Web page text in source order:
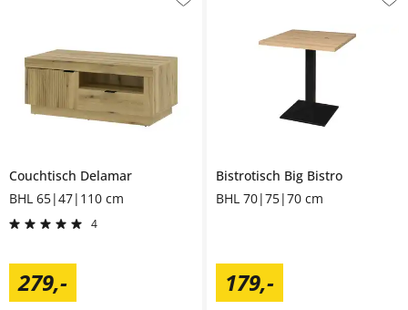
Couchtisch Delamar
BHL 65|47|110 cm
4
279,-
Bistrotisch Big Bistro
BHL 70|75|70 cm
179,-